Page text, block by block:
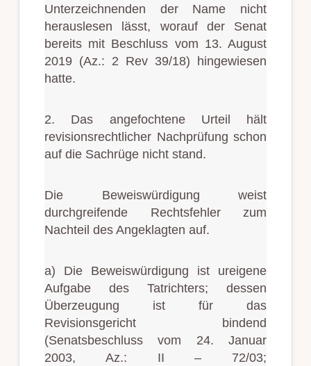
Unterzeichnenden der Name nicht
herauslesen lässt, worauf der Senat
bereits mit Beschluss vom 13. August
2019 (Az.: 2 Rev 39/18) hingewiesen
hatte.
2. Das angefochtene Urteil hält
revisionsrechtlicher Nachprüfung schon
auf die Sachrüge nicht stand.
Die Beweiswürdigung weist
durchgreifende Rechtsfehler zum
Nachteil des Angeklagten auf.
a) Die Beweiswürdigung ist ureigene
Aufgabe des Tatrichters; dessen
Überzeugung ist für das
Revisionsgericht bindend
(Senatsbeschluss vom 24. Januar
2003, Az.: II – 72/03;